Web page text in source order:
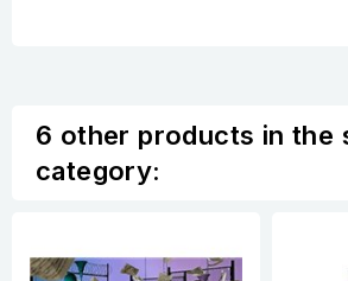
6 other products in the
category: